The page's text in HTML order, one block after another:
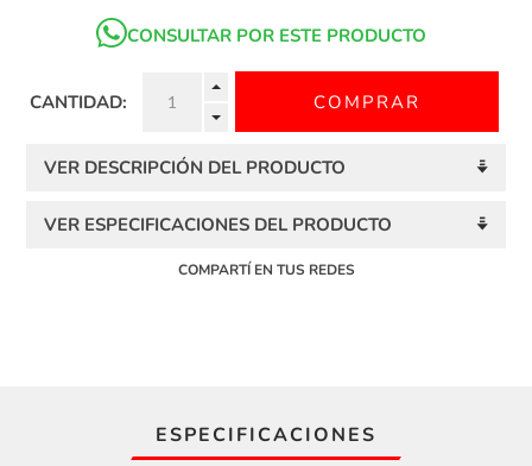
CONSULTAR POR ESTE PRODUCTO
CANTIDAD:
VER DESCRIPCIÓN DEL PRODUCTO
VER ESPECIFICACIONES DEL PRODUCTO
COMPARTÍ EN TUS REDES
ESPECIFICACIONES